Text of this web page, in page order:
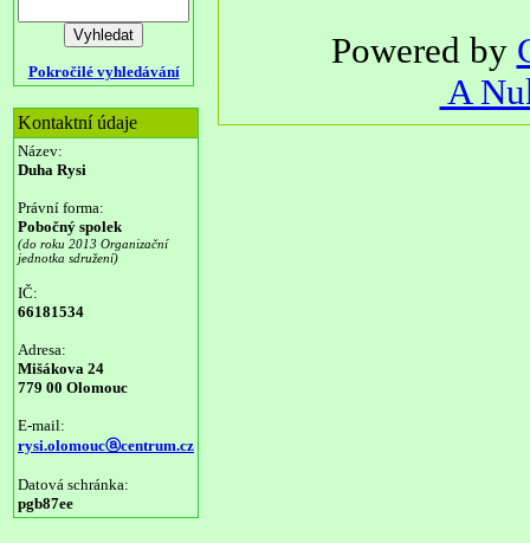
Pokročilé vyhledávání
Kontaktní údaje
Název:
Duha Rysi
Právní forma:
Pobočný spolek
(do roku 2013 Organizační
jednotka sdružení)
IČ:
66181534
Adresa:
Mišákova 24
779 00 Olomouc
E-mail:
rysi.olomoucⓐcentrum.cz
Datová schránka:
pgb87ee
Powered by
A